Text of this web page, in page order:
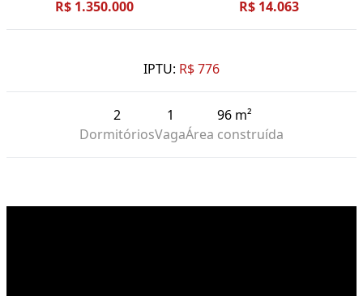
R$ 1.350.000
R$ 14.063
IPTU: R$ 776
2
Dormitórios
1
Vaga
96 m²
Área construída